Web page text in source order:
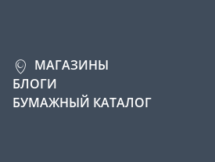
МАГАЗИНЫ
БЛОГИ
БУМАЖНЫЙ КАТАЛОГ